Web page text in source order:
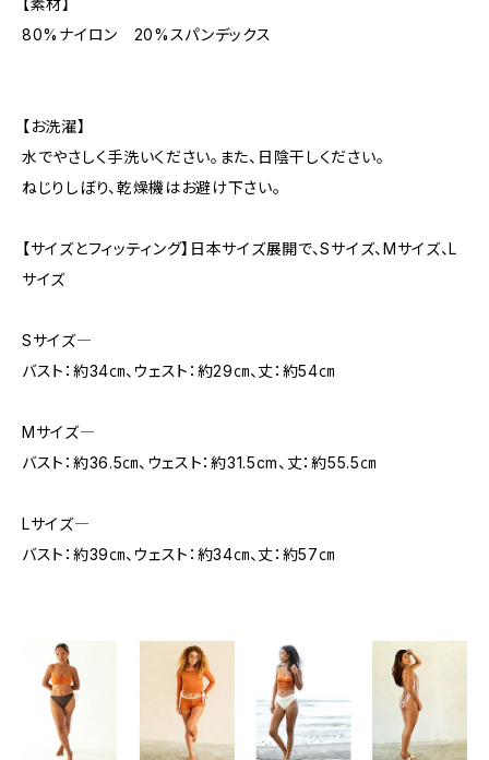
【素材】
80%ナイロン 20%スパンデックス
【お洗濯】
水でやさしく手洗いください。また、日陰干しください。
ねじりしぼり、乾燥機はお避け下さい。
【サイズとフィッティング】日本サイズ展開で、Sサイズ、Mサイズ、L
サイズ
Sサイズ―
バスト：約34㎝、ウェスト：約29㎝、丈：約54㎝
Mサイズ―
バスト：約36.5㎝、ウェスト：約31.5cm、丈：約55.5㎝
Lサイズ―
バスト：約39㎝、ウェスト：約34㎝、丈：約57㎝